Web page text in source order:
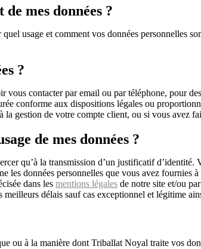
mes données ?
usage et comment vos données
?
contacter par email ou par téléphone, pour
conforme aux dispositions légales ou
la gestion de votre compte client, ou si vous avez
de mes données ?
qu’à la transmission d’un justificatif
les données personnelles que vous avez fournies
dans les mentions légales de notre site et/ou
délais sauf cas exceptionnel et légitime
ou à la manière dont Triballat Noyal traite vos